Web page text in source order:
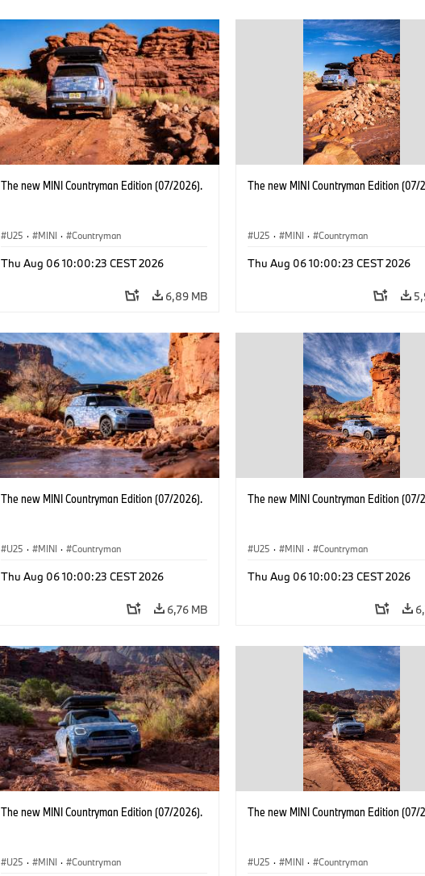
The new MINI Countryman Edition (07/2026).
U25 · MINI · Countryman
Thu Aug 06 10:00:23 CEST 2026
6,89 MB
The new MINI Countryman Edition (07/
U25 · MINI · Countryman
Thu Aug 06 10:00:23 CEST 2026
The new MINI Countryman Edition (07/2026).
U25 · MINI · Countryman
Thu Aug 06 10:00:23 CEST 2026
6,76 MB
The new MINI Countryman Edition (07/
U25 · MINI · Countryman
Thu Aug 06 10:00:23 CEST 2026
The new MINI Countryman Edition (07/2026).
U25 · MINI · Countryman
The new MINI Countryman Edition (07/
U25 · MINI · Countryman